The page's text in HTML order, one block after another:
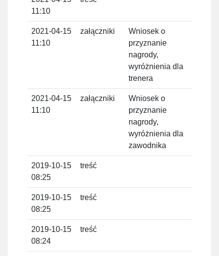
11:10
2021-04-15
11:10
załączniki
Wniosek o
przyznanie
nagrody,
wyróżnienia dla
trenera
2021-04-15
11:10
załączniki
Wniosek o
przyznanie
nagrody,
wyróżnienia dla
zawodnika
2019-10-15
08:25
treść
2019-10-15
08:25
treść
2019-10-15
08:24
treść